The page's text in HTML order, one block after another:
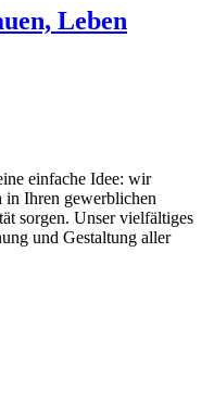
Leben
einfache Idee: wir
in Ihren gewerblichen
sorgen. Unser vielfältiges
und Gestaltung aller